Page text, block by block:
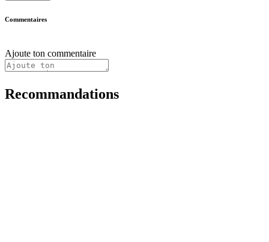
Commentaires
Ajoute ton commentaire
Recommandations